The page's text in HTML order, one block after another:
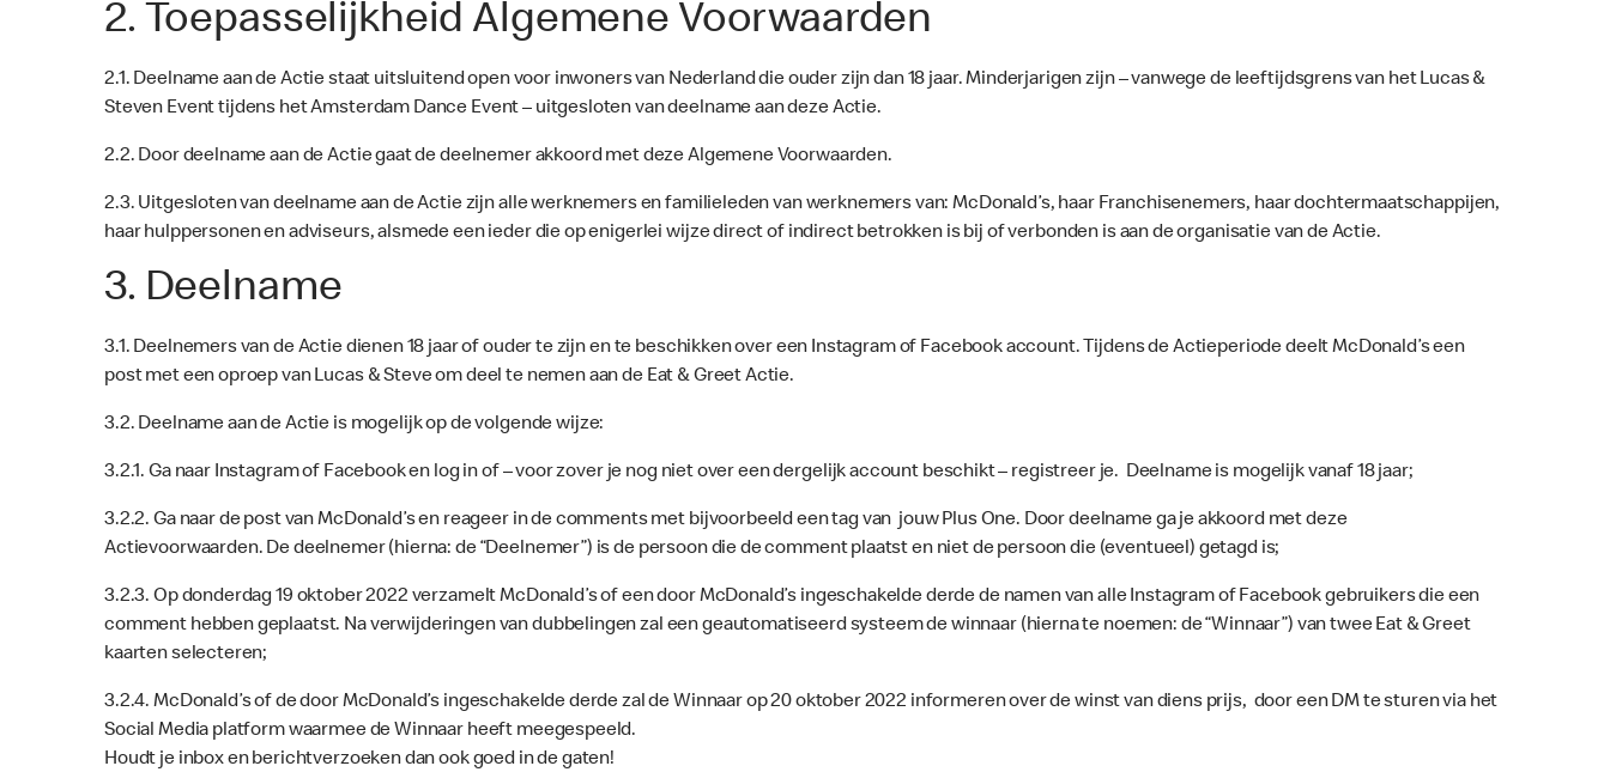
2. Toepasselijkheid Algemene Voorwaarden
2.1. Deelname aan de Actie staat uitsluitend open voor inwoners van Nederland die ouder zijn dan 18 jaar. Minderjarigen zijn – vanwege de leeftijdsgrens van het Lucas &
Steven Event tijdens het Amsterdam Dance Event – uitgesloten van deelname aan deze Actie.
2.2. Door deelname aan de Actie gaat de deelnemer akkoord met deze Algemene Voorwaarden.
2.3. Uitgesloten van deelname aan de Actie zijn alle werknemers en familieleden van werknemers van: McDonald’s, haar Franchisenemers, haar dochtermaatschappijen,
haar hulppersonen en adviseurs, alsmede een ieder die op enigerlei wijze direct of indirect betrokken is bij of verbonden is aan de organisatie van de Actie.
3. Deelname
3.1. Deelnemers van de Actie dienen 18 jaar of ouder te zijn en te beschikken over een Instagram of Facebook account. Tijdens de Actieperiode deelt McDonald’s een
post met een oproep van Lucas & Steve om deel te nemen aan de Eat & Greet Actie.
3.2. Deelname aan de Actie is mogelijk op de volgende wijze:
3.2.1. Ga naar Instagram of Facebook en log in of – voor zover je nog niet over een dergelijk account beschikt – registreer je. Deelname is mogelijk vanaf 18 jaar;
3.2.2. Ga naar de post van McDonald’s en reageer in de comments met bijvoorbeeld een tag van jouw Plus One. Door deelname ga je akkoord met deze
Actievoorwaarden. De deelnemer (hierna: de “Deelnemer”) is de persoon die de comment plaatst en niet de persoon die (eventueel) getagd is;
3.2.3. Op donderdag 19 oktober 2022 verzamelt McDonald’s of een door McDonald’s ingeschakelde derde de namen van alle Instagram of Facebook gebruikers die een
comment hebben geplaatst. Na verwijderingen van dubbelingen zal een geautomatiseerd systeem de winnaar (hierna te noemen: de “Winnaar”) van twee Eat & Greet
kaarten selecteren;
3.2.4. McDonald’s of de door McDonald’s ingeschakelde derde zal de Winnaar op 20 oktober 2022 informeren over de winst van diens prijs, door een DM te sturen via het
Social Media platform waarmee de Winnaar heeft meegespeeld.
Houdt je inbox en berichtverzoeken dan ook goed in de gaten!